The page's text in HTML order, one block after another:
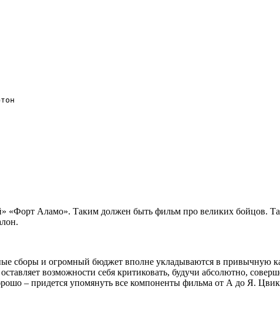
«Форт Аламо». Таким должен быть фильм про великих бойцов.
сборы и огромный бюджет вполне укладываются в привычную
возможности себя критиковать, будучи абсолютно,
– придется упомянуть все компоненты фильма от А до Я.